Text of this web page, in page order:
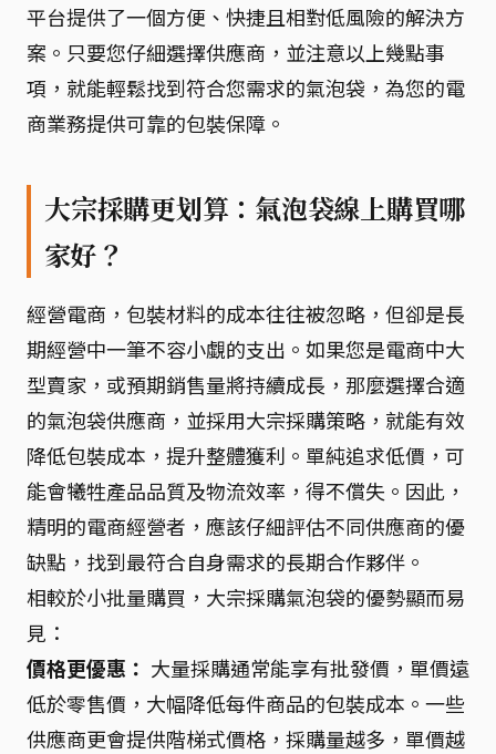
平台提供了一個方便、快捷且相對低風險的解決方
案。只要您仔細選擇供應商，並注意以上幾點事
項，就能輕鬆找到符合您需求的氣泡袋，為您的電
商業務提供可靠的包裝保障。
大宗採購更划算：氣泡袋線上購買哪
家好？
經營電商，包裝材料的成本往往被忽略，但卻是長
期經營中一筆不容小覷的支出。如果您是電商中大
型賣家，或預期銷售量將持續成長，那麼選擇合適
的氣泡袋供應商，並採用大宗採購策略，就能有效
降低包裝成本，提升整體獲利。單純追求低價，可
能會犧牲產品品質及物流效率，得不償失。因此，
精明的電商經營者，應該仔細評估不同供應商的優
缺點，找到最符合自身需求的長期合作夥伴。
相較於小批量購買，大宗採購氣泡袋的優勢顯而易
見：
價格更優惠： 大量採購通常能享有批發價，單價遠
低於零售價，大幅降低每件商品的包裝成本。一些
供應商更會提供階梯式價格，採購量越多，單價越